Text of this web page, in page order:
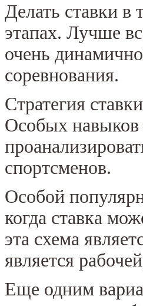
Делать ставки в
этапах. Лучше
очень
соревнования.
Стратегия
Особых навыков
спортсменов.
Особой
когда ставка
эта схема
является
Еще одним